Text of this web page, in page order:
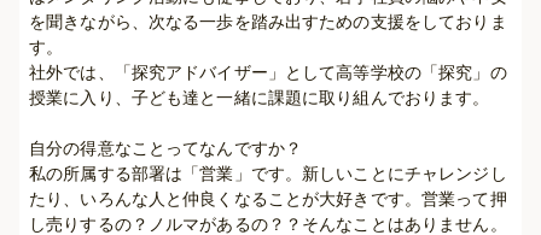
を聞きながら、次なる一歩を踏み出すための支援をしておりま
す。
社外では、「探究アドバイザー」として高等学校の「探究」の
授業に入り、子ども達と一緒に課題に取り組んでおります。
自分の得意なことってなんですか？
私の所属する部署は「営業」です。新しいことにチャレンジし
たり、いろんな人と仲良くなることが大好きです。営業って押
し売りするの？ノルマがあるの？？そんなことはありません。